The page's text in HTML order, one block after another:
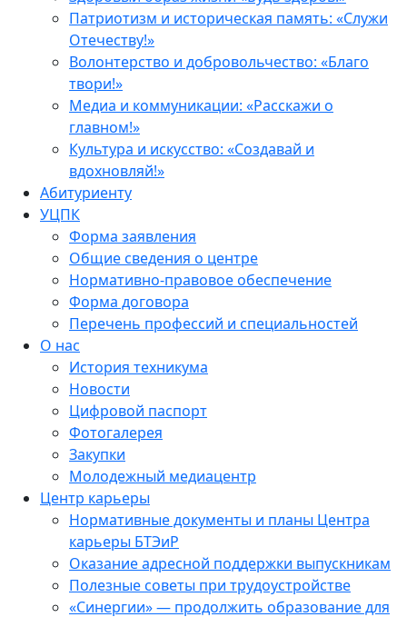
Патриотизм и историческая память: «Служи
Отечеству!»
Волонтерство и добровольчество: «Благо
твори!»
Медиа и коммуникации: «Расскажи о
главном!»
Культура и искусство: «Создавай и
вдохновляй!»
Абитуриенту
УЦПК
Форма заявления
Общие сведения о центре
Нормативно-правовое обеспечение
Форма договора
Перечень профессий и специальностей
О нас
История техникума
Новости
Цифровой паспорт
Фотогалерея
Закупки
Молодежный медиацентр
Центр карьеры
Нормативные документы и планы Центра
карьеры БТЭиР
Оказание адресной поддержки выпускникам
Полезные советы при трудоустройстве
«Синергии» — продолжить образование для